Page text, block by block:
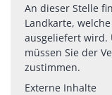
An dieser Stelle
Landkarte,
ausgeliefert wird.
müssen Sie der
zustimmen.
Externe Inhalte